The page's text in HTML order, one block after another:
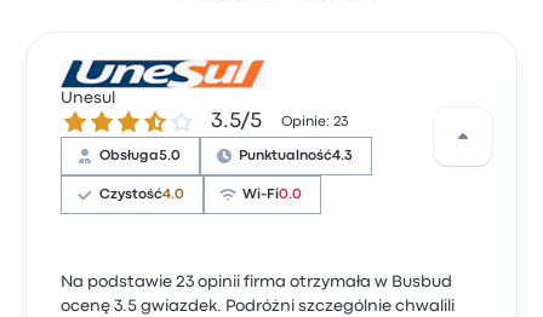
Unesul
3.5 gwiazdek w skali do 5
3.5/5 Opinie: 23
Obsługa5.0 Punktualność4.3
Czystość4.0 Wi-Fi0.0
Na podstawie 23 opinii firma otrzymała w Busbud
ocenę 3.5 gwiazdek. Podróżni szczególnie chwalili